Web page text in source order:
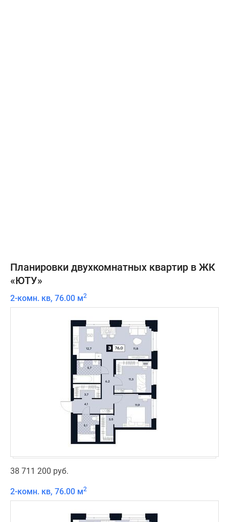
Планировки двухкомнатных квартир в ЖК
«ЮТУ»
2-комн. кв, 76.00 м2
38 711 200 руб.
2-комн. кв, 76.00 м2